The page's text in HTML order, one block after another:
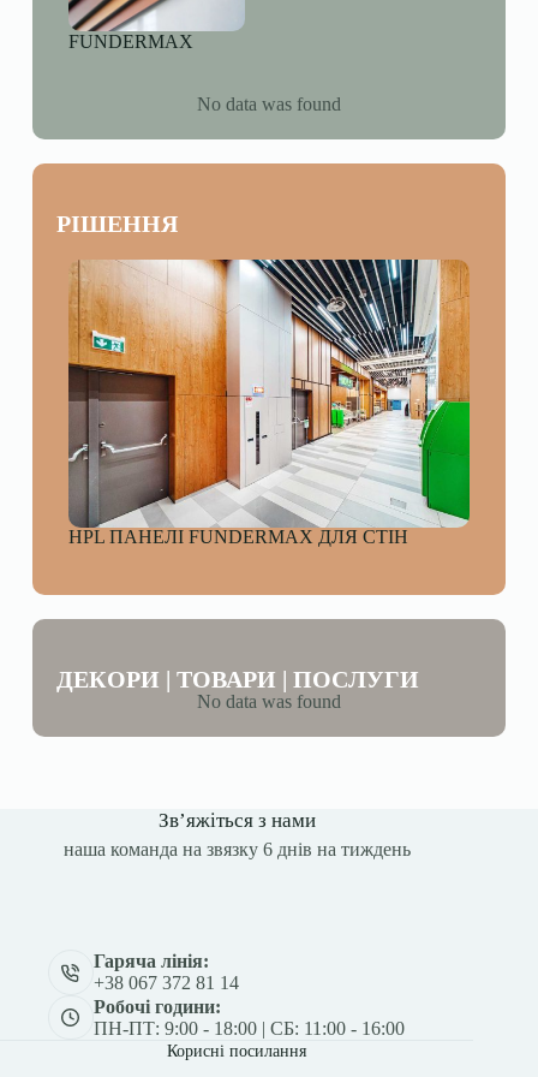
FUNDERMAX
No data was found
РІШЕННЯ
HPL ПАНЕЛІ FUNDERMAX ДЛЯ СТІН
ДЕКОРИ | ТОВАРИ | ПОСЛУГИ
No data was found
Зв’яжіться з нами
наша команда на звязку 6 днів на тиждень
Гаряча лінія:
+38 067 372 81 14
Робочі години:
ПН-ПТ: 9:00 - 18:00 | СБ: 11:00 - 16:00
Корисні посилання